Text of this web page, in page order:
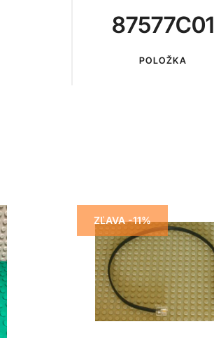
87577C01
POLOŽKA
ZĽAVA -11%